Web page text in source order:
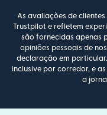
As avaliações de
Trustpilot e refletem
são fornecidas apenas
opiniões pessoais de
declaração em
inclusive por corredor, e
a